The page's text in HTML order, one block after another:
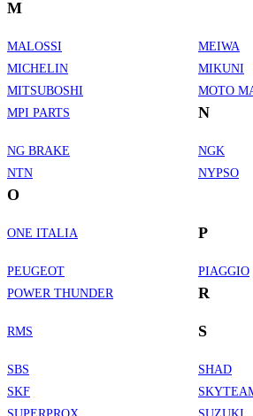
M
MALOSSI
MEIWA
MICHELIN
MIKUNI
MITSUBOSHI
MOTO
MPI PARTS
N
NG BRAKE
NGK
NTN
NYPSO
O
ONE ITALIA P
PEUGEOT
PIAGGIO
POWER THUNDER
R
RMS S
SBS
SHAD
SKF